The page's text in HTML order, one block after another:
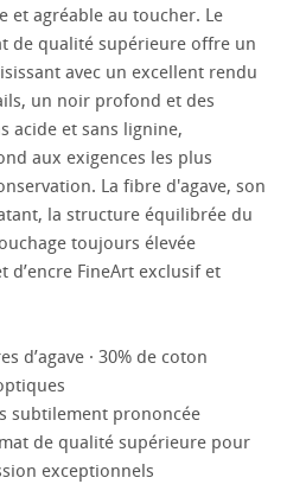
et agréable au toucher. Le
de qualité supérieure offre un
avec un excellent rendu
un noir profond et des
acide et sans lignine,
aux exigences les plus
La fibre d'agave, son
la structure équilibrée du
toujours élevée
FineArt exclusif et
d’agave · 30% de coton
subtilement prononcée
de qualité supérieure pour
exceptionnels